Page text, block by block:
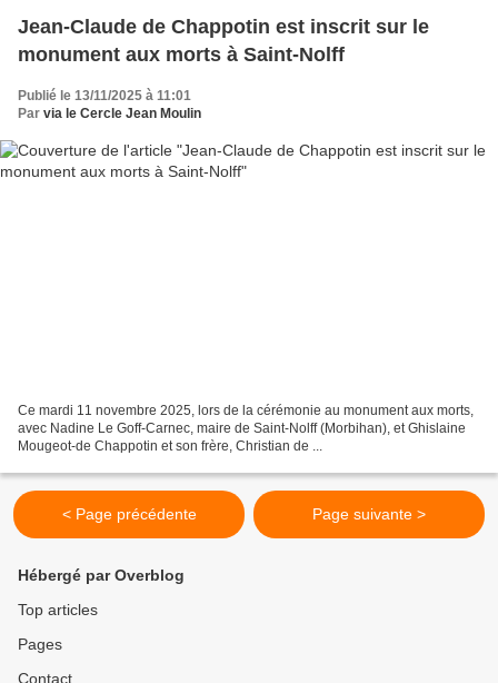
Jean-Claude de Chappotin est inscrit sur le
monument aux morts à Saint-Nolff
Publié le 13/11/2025 à 11:01
Par via le Cercle Jean Moulin
Ce mardi 11 novembre 2025, lors de la cérémonie au monument aux morts,
avec Nadine Le Goff-Carnec, maire de Saint-Nolff (Morbihan), et Ghislaine
Mougeot-de Chappotin et son frère, Christian de ...
< Page précédente Page suivante >
Hébergé par Overblog
Top articles
Pages
Contact